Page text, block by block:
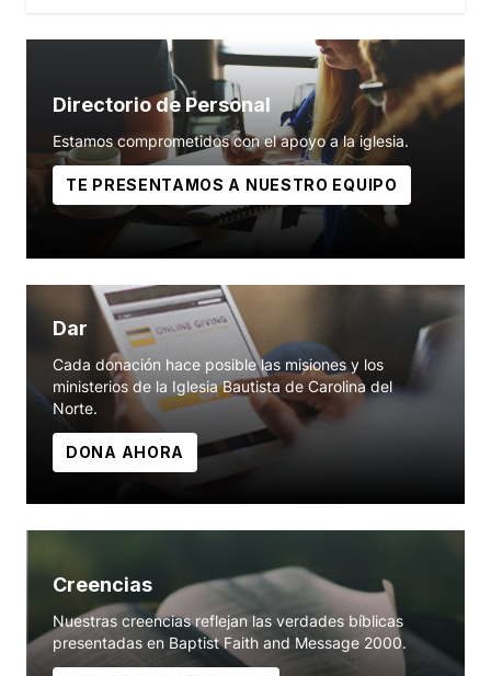
Directorio de Personal
Estamos comprometidos con el apoyo a la iglesia.
TE PRESENTAMOS A NUESTRO EQUIPO
Dar
Cada donación hace posible las misiones y los
ministerios de la Iglesia Bautista de Carolina del
Norte.
DONA AHORA
Creencias
Nuestras creencias reflejan las verdades bíblicas
presentadas en Baptist Faith and Message 2000.